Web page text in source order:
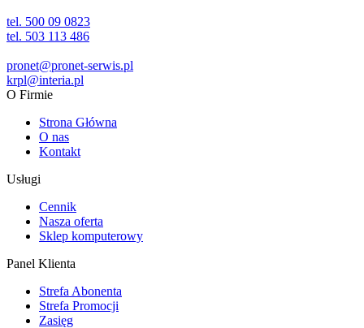
tel. 500 09 0823
tel. 503 113 486
pronet@pronet-serwis.pl
krpl@interia.pl
O Firmie
Strona Główna
O nas
Kontakt
Usługi
Cennik
Nasza oferta
Sklep komputerowy
Panel Klienta
Strefa Abonenta
Strefa Promocji
Zasięg